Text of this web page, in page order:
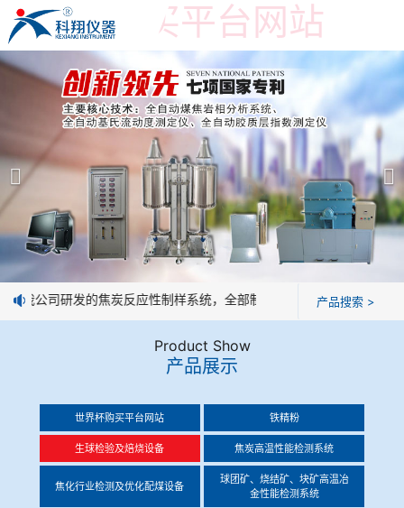
世界杯购买平台网站
世界杯购买平台网站
产品展示 ＞
焦炭高温性能检测系统
焦化行业检测及优化配煤设备
球团矿/烧结矿/块矿高温冶金性能检测系统
烧结/球团优化配矿研究设备
冶金渣、保护渣等高温物性检测设备
公司简介
世界杯购买平台网站
企业业绩
技术交流
企业荣誉
世界杯购买平台网站
：我公司研发的焦炭反应性制样系统，全部制样过程机械化操作，没
产品搜索 >
Product Show
产品展示
世界杯购买平台网站 铁精粉
生球检验及焙烧设备 焦炭高温性能检测系统
焦化行业检测及优化配煤设备
球团矿、烧结矿、块矿高温冶
金性能检测系统